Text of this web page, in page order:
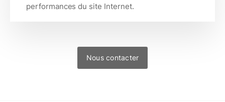
performances du site Internet.
Nous contacter